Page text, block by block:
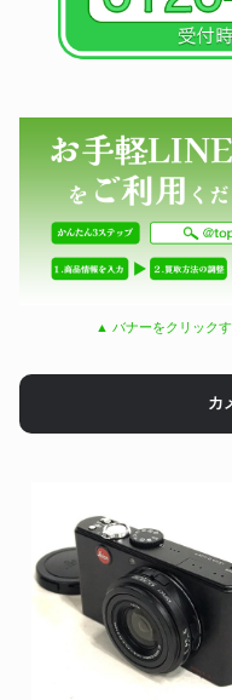
▲ バナーをクリック
カ